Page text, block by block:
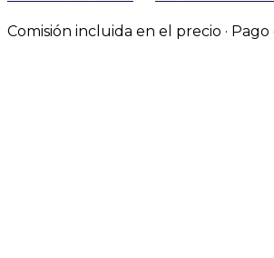
Comisión incluida en el precio ·